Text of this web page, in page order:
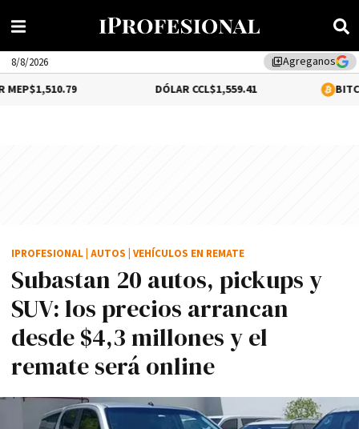
library_addAgreganos
8/8/2026
$1,559.41 0.16%
Subastan 20 autos, pickups y
SUV: los precios arrancan
desde $4,3 millones y el
remate será online
IPROFESIONAL AUTOS VEHÍCULOS EN REMATE